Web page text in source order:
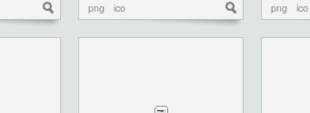
png ico png ico